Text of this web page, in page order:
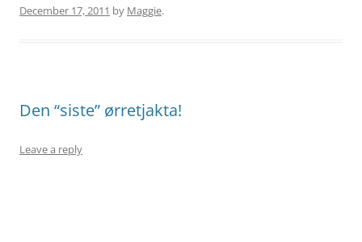
December 17, 2011 by Maggie.
Den “siste” ørretjakta!
Leave a reply